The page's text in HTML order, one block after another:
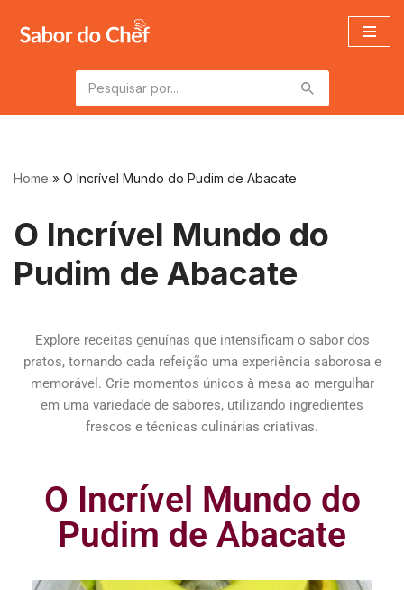
Pular
conteúdo
Home » O Incrível Mundo do Pudim de Abacate
O Incrível Mundo do
Pudim de Abacate
Explore receitas genuínas que intensificam o sabor dos
pratos, tornando cada refeição uma experiência saborosa e
memorável. Crie momentos únicos à mesa ao mergulhar
em uma variedade de sabores, utilizando ingredientes
frescos e técnicas culinárias criativas.
O Incrível Mundo do
Pudim de Abacate